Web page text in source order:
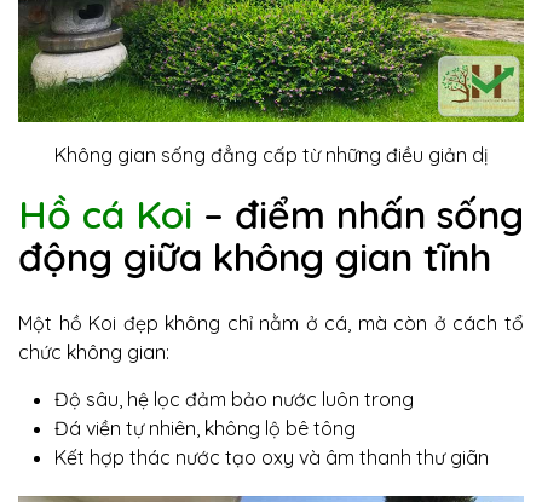
Không gian sống đẳng cấp từ những điều giản dị
Hồ cá Koi – điểm nhấn sống
động giữa không gian tĩnh
Một hồ Koi đẹp không chỉ nằm ở cá, mà còn ở cách tổ
chức không gian:
Độ sâu, hệ lọc đảm bảo nước luôn trong
Đá viền tự nhiên, không lộ bê tông
Kết hợp thác nước tạo oxy và âm thanh thư giãn